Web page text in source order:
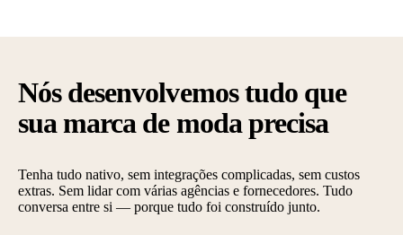
Nós desenvolvemos tudo que
sua marca de moda precisa
Tenha tudo nativo, sem integrações complicadas, sem custos
extras. Sem lidar com várias agências e fornecedores. Tudo
conversa entre si — porque tudo foi construído junto.